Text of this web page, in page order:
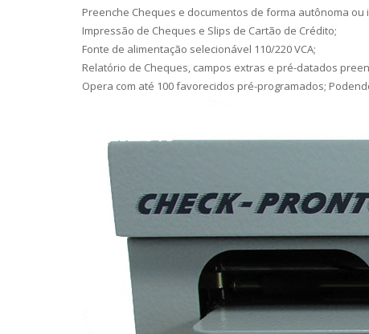
Preenche Cheques e documentos de forma autônoma
Impressão de Cheques e Slips de Cartão de Crédito;
Fonte de alimentação selecionável 110/220 VCA;
Relatório de Cheques, campos extras e pré-datados
Opera com até 100 favorecidos pré-programados;